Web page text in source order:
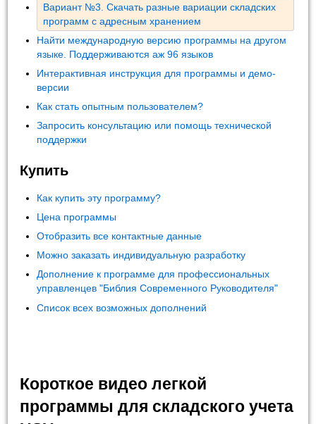
Вариант №3. Скачать разные вариации складских
программ с адресным хранением
Найти международную версию программы на другом
языке. Поддерживаются аж 96 языков
Интерактивная инструкция для программы и демо-
версии
Как стать опытным пользователем?
Запросить консультацию или помощь технической
поддержки
Купить
Как купить эту программу?
Цена программы
Отобразить все контактные данные
Можно заказать индивидуальную разработку
Дополнение к программе для профессиональных
управленцев "Библия Современного Руководителя"
Список всех возможных дополнений
Короткое видео легкой
программы для складского учета